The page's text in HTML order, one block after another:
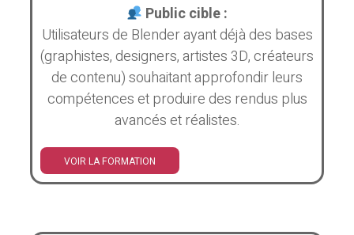
Public cible :
Utilisateurs de Blender ayant déjà des bases
(graphistes, designers, artistes 3D, créateurs
de contenu) souhaitant approfondir leurs
compétences et produire des rendus plus
avancés et réalistes.
VOIR LA FORMATION